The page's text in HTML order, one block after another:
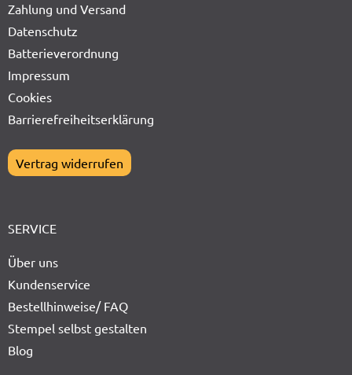
Zahlung und Versand
Datenschutz
Batterieverordnung
Impressum
Cookies
Barrierefreiheitserklärung
Vertrag widerrufen
SERVICE
Über uns
Kundenservice
Bestellhinweise/ FAQ
Stempel selbst gestalten
Blog